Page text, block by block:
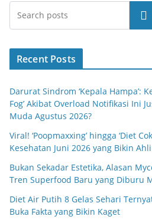
Cari
Recent Posts
Darurat Sindrom ‘Kepala Hampa’:
Fog’ Akibat Overload Notifikasi Ini
Muda Agustus 2026?
Viral! ‘Poopmaxxing’ hingga ‘Diet
Kesehatan Juni 2026 yang Bikin
Bukan Sekadar Estetika, Alasan
Tren Superfood Baru yang Diburu
Diet Air Putih 8 Gelas Sehari
Buka Fakta yang Bikin Kaget